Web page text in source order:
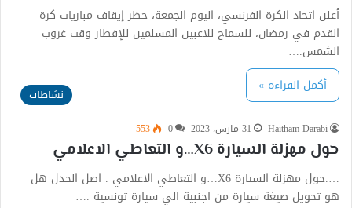
أعلن اتحاد الكرة الفرنسي، اليوم الجمعة، حظر إيقاف مباريات كرة
القدم في رمضان، للسماح للاعبين المسلمين للإفطار وقت غروب
الشمس.…
أكمل القراءة »
نشاطات
Haitham Darabi 31 مارس، 2023 0
553
حول مهزلة السيارة X6…و التعاطي الاعلامي
….حول مهزلة السيارة X6…و التعاطي الاعلامي . اصل الجدل هل
هو تحويل صيغة سيارة من اجنبية الي سيارة تونسية .…